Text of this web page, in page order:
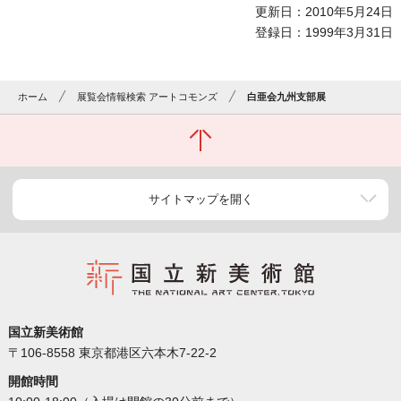
更新日：2010年5月24日
登録日：1999年3月31日
ホーム 展覧会情報検索 アートコモンズ 白亜会九州支部展
サイトマップを開く
国立新美術館
〒106-8558 東京都港区六本木7-22-2
開館時間